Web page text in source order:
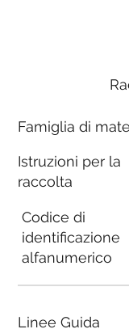
Famiglia di
Istruzioni per la
raccolta
Codice di
identificazione
alfanumerico
Linee Guida